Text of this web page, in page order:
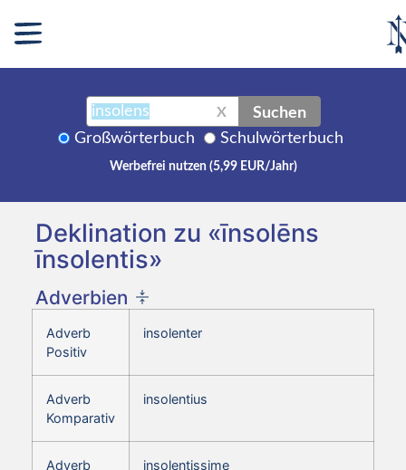
X Suchen
Großwörterbuch Schulwörterbuch
Werbefrei nutzen (5,99 EUR/Jahr)
Deklination zu «īnsolēns
īnsolentis»
Adverbien
Adverb
Positiv
insolenter
Adverb
Komparativ
insolentius
Adverb
insolentissime